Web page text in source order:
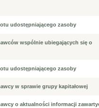
udostępniającego zasoby
wspólnie ubiegających się o
udostępniającego zasoby
w sprawie grupy kapitałowej
o aktualności informacji